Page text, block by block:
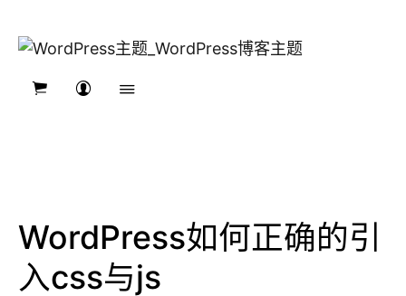
WordPress如何正确的引
入css与js